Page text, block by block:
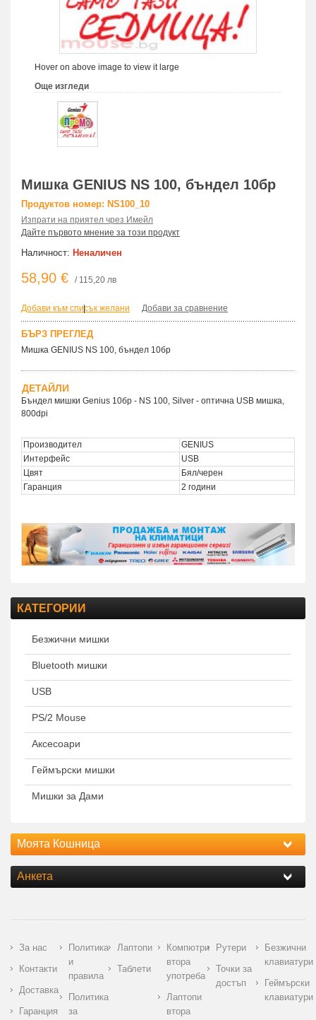
Hover on above image to view it large
Още изгледи
Мишка GENIUS NS 100, бъндел 10бр
Продуктов номер: NS100_10
Изпрати на приятел чрез Имейл
Дайте първото мнение за този продукт
Наличност: Неналичен
58,90 € / 115,20 лв
Добави към списък желани
| Добави за сравнение
БЪРЗ ПРЕГЛЕД
Мишка GENIUS NS 100, бъндел 10бр
ДЕТАЙЛИ
Бъндел мишки Genius 10бр - NS 100, Silver - оптична USB мишка,
800dpi
Производител
GENIUS
Интерфейс
USB
Цвят
Бял/черен
Гаранция
2 години
КАТЕГОРИИ
Безжични мишки
Bluetooth мишки
USB
PS/2 Mouse
Аксесоари
Геймърски мишки
Мишки за Дами
Моята Кошница
Анкета
За нас
Контакти
Доставка
Гаранция
Политика
и
правила
Политика
за
Лаптопи
Таблети
Компютри
втора
употреба
Лаптопи
втора
Рутери
Точки за
достъп
Безжични
клавиатури
Геймърски
клавиатури